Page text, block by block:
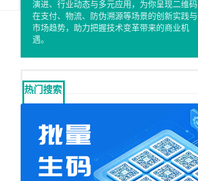
演进、行业动态与多元应用，为你呈现二维码
在支付、物流、防伪溯源等场景的创新实践与
市场趋势，助力把握技术变革带来的商业机
遇。
热门搜索